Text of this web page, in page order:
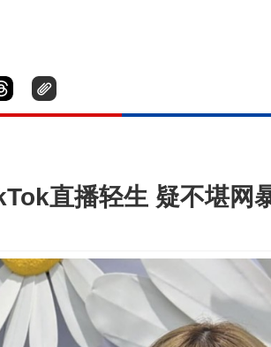
直播轻生 疑不堪网